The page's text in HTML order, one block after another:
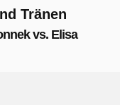
Tränen
vs. Elisa